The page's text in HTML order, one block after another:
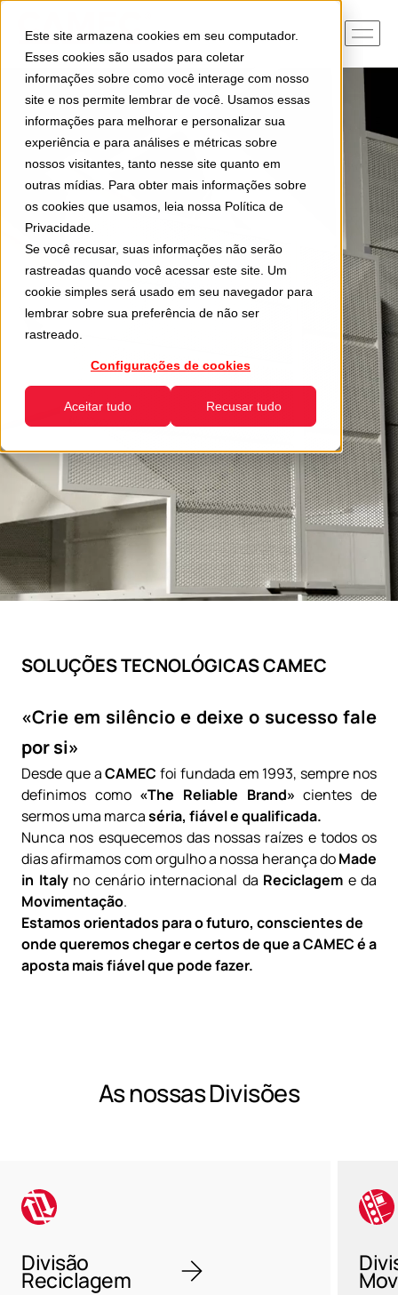
Este site armazena cookies em seu computador.
Esses cookies são usados para coletar
informações sobre como você interage com nosso
site e nos permite lembrar de você. Usamos essas
informações para melhorar e personalizar sua
experiência e para análises e métricas sobre
nossos visitantes, tanto nesse site quanto em
outras mídias. Para obter mais informações sobre
os cookies que usamos, leia nossa Política de
Privacidade
Se você recusar, suas informações não serão
rastreadas quando você acessar este site. Um
cookie simples será usado em seu navegador para
lembrar sobre sua preferência de não ser
rastreado.
Configurações de cookies
Aceitar tudo Recusar tudo
SOLUÇÕES TECNOLÓGICAS CAMEC
«Crie em silêncio e deixe o sucesso fale
por si»
Desde que aCAMECfoi fundada em 1993, sempre nos
definimos como«The Reliable Brand» cientes de
sermos uma marcaséria, fiável e qualificada.
Nunca nos esquecemos das nossas raízes e todos os
dias afirmamos com orgulho a nossa herança doMade
in Italy no cenário internacional da Reciclagem e da
Movimentação.
Estamos orientados para o futuro, conscientes de
onde queremos chegar ecertos de que a CAMEC é a
aposta mais fiável que pode fazer.
As nossas Divisões
Divisão
Reciclagem